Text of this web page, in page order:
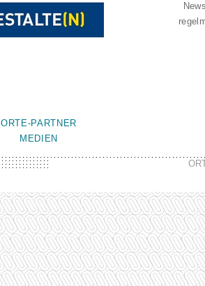
ORTE-PARTNER
MEDIEN